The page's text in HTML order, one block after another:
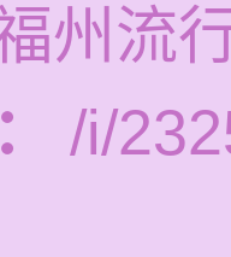
州流
/i/